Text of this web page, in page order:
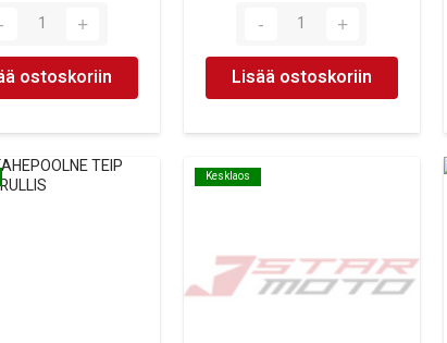
ostoskoriin Lisää ostoskoriin
Kesklaos
Kesklaos